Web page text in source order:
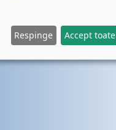
Respinge Accept toate